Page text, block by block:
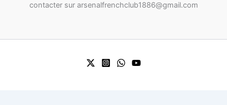
contacter sur arsenalfrenchclub1886@gmail.com